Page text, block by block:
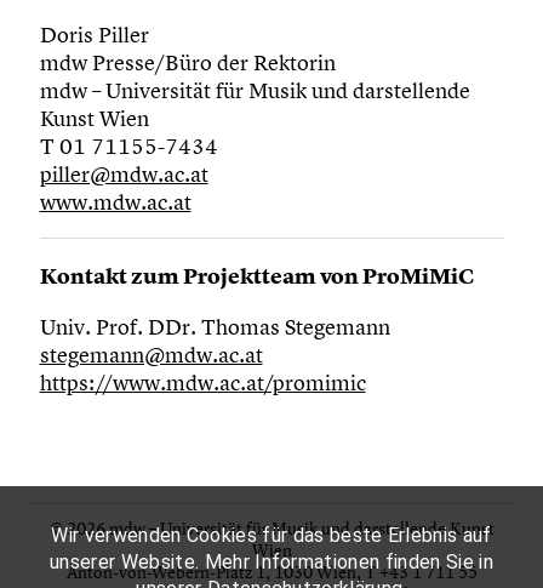
Wir verwenden Cookies für das beste Erlebnis auf
unserer Website. Mehr Informationen finden Sie in
Doris Piller
mdw Presse/Büro der Rektorin
mdw – Universität für Musik und darstellende
Kunst Wien
T 01 71155-7434
piller@mdw.ac.at
www.mdw.ac.at
Kontakt zum Projektteam von ProMiMiC
Univ. Prof. DDr. Thomas Stegemann
stegemann@mdw.ac.at
https://www.mdw.ac.at/promimic
© 2026 mdw – Universität für Musik und darstellende Kunst
Wien
Anton-von-Webern-Platz 1, 1030 Wien,T +43 1 711 55